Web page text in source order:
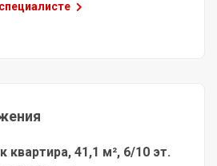
квартира, 41,1 м², 6/10 эт.